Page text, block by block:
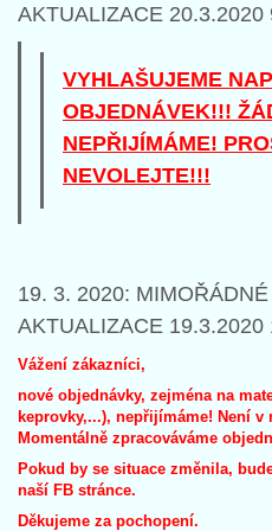
AKTUALIZACE 20.3.2020
VYHLAŠUJEME
OBJEDNÁVEK!!!
NEPŘIJÍMÁME!
NEVOLEJTE!!!
19. 3. 2020:
AKTUALIZACE 19.3.2020
Vážení zákazníci,
nové objednávky, zejména na
keprovky,...), nepřijímáme! Není
Momentálně zpracováváme
Pokud by se situace změnila,
naší FB stránce.
Děkujeme za pochopení.